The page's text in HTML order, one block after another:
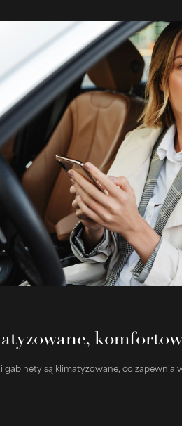
gabinety są klimatyzowane, co zapewnia